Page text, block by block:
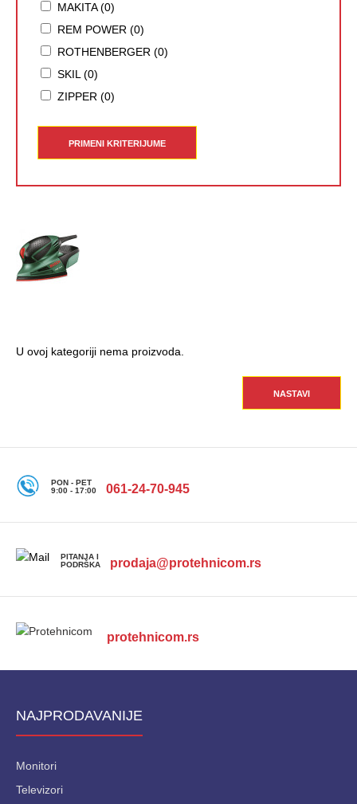
MAKITA (0)
REM POWER (0)
ROTHENBERGER (0)
SKIL (0)
ZIPPER (0)
PRIMENI KRITERIJUME
U ovoj kategoriji nema proizvoda.
NASTAVI
PON - PET
9:00 - 17:00
061-24-70-945
PITANJA I
PODRŠKA
prodaja@protehnicom.rs
protehnicom.rs
NAJPRODAVANIJE
Monitori
Televizori